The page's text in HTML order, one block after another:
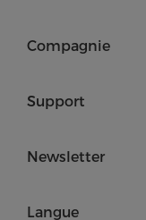
Compagnie
Support
Newsletter
Langue